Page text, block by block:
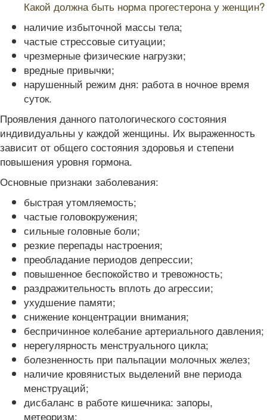
Какой должна быть норма прогестерона у женщин?
наличие избыточной массы тела;
частые стрессовые ситуации;
чрезмерные физические нагрузки;
вредные привычки;
нарушенный режим дня: работа в ночное время
суток.
Проявления данного патологического состояния
индивидуальны у каждой женщины. Их выраженность
зависит от общего состояния здоровья и степени
повышения уровня гормона.
Основные признаки заболевания:
быстрая утомляемость;
частые головокружения;
сильные головные боли;
резкие перепады настроения;
преобладание периодов депрессии;
повышенное беспокойство и тревожность;
раздражительность вплоть до агрессии;
ухудшение памяти;
снижение концентрации внимания;
беспричинное колебание артериального давления;
нерегулярность менструального цикла;
болезненность при пальпации молочных желез;
наличие кровянистых выделений вне периода
менструаций;
дисбаланс в работе кишечника: запоры,
метеоризм;